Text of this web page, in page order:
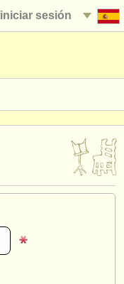
iniciar sesión